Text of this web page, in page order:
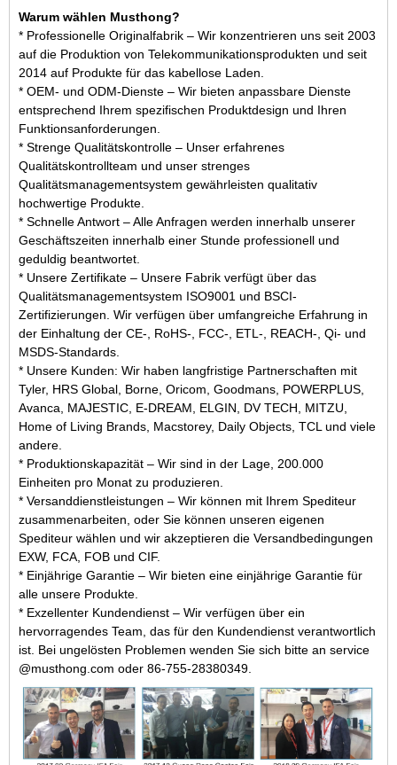
Warum wählen Musthong?
* Professionelle Originalfabrik – Wir konzentrieren uns seit 2003
auf die Produktion von Telekommunikationsprodukten und seit
2014 auf Produkte für das kabellose Laden.
* OEM- und ODM-Dienste – Wir bieten anpassbare Dienste
entsprechend Ihrem spezifischen Produktdesign und Ihren
Funktionsanforderungen.
* Strenge Qualitätskontrolle – Unser erfahrenes
Qualitätskontrollteam und unser strenges
Qualitätsmanagementsystem gewährleisten qualitativ
hochwertige Produkte.
* Schnelle Antwort – Alle Anfragen werden innerhalb unserer
Geschäftszeiten innerhalb einer Stunde professionell und
geduldig beantwortet.
* Unsere Zertifikate – Unsere Fabrik verfügt über das
Qualitätsmanagementsystem ISO9001 und BSCI-
Zertifizierungen. Wir verfügen über umfangreiche Erfahrung in
der Einhaltung der CE-, RoHS-, FCC-, ETL-, REACH-, Qi- und
MSDS-Standards.
* Unsere Kunden: Wir haben langfristige Partnerschaften mit
Tyler, HRS Global, Borne, Oricom, Goodmans, POWERPLUS,
Avanca, MAJESTIC, E-DREAM, ELGIN, DV TECH, MITZU,
Home of Living Brands, Macstorey, Daily Objects, TCL und viele
andere.
* Produktionskapazität – Wir sind in der Lage, 200.000
Einheiten pro Monat zu produzieren.
* Versanddienstleistungen – Wir können mit Ihrem Spediteur
zusammenarbeiten, oder Sie können unseren eigenen
Spediteur wählen und wir akzeptieren die Versandbedingungen
EXW, FCA, FOB und CIF.
* Einjährige Garantie – Wir bieten eine einjährige Garantie für
alle unsere Produkte.
* Exzellenter Kundendienst – Wir verfügen über ein
hervorragendes Team, das für den Kundendienst verantwortlich
ist. Bei ungelösten Problemen wenden Sie sich bitte an service
@musthong.com oder 86-755-28380349.